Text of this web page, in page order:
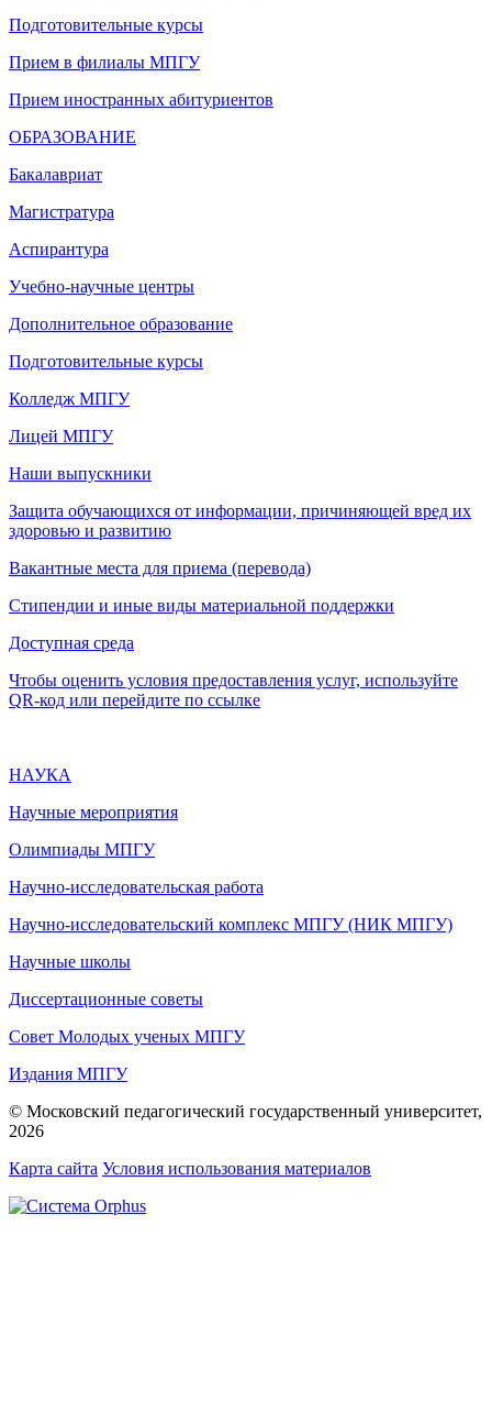
Подготовительные курсы
Прием в филиалы МПГУ
Прием иностранных абитуриентов
ОБРАЗОВАНИЕ
Бакалавриат
Магистратура
Аспирантура
Учебно-научные центры
Дополнительное образование
Подготовительные курсы
Колледж МПГУ
Лицей МПГУ
Наши выпускники
Защита обучающихся от информации, причиняющей вред их
здоровью и развитию
Вакантные места для приема (перевода)
Стипендии и иные виды материальной поддержки
Доступная среда
Чтобы оценить условия предоставления услуг, используйте
QR-код или перейдите по ссылке
НАУКА
Научные мероприятия
Олимпиады МПГУ
Научно-исследовательская работа
Научно-исследовательский комплекс МПГУ (НИК МПГУ)
Научные школы
Диссертационные советы
Совет Молодых ученых МПГУ
Издания МПГУ
© Московский педагогический государственный университет,
2026
Карта сайта Условия использования материалов